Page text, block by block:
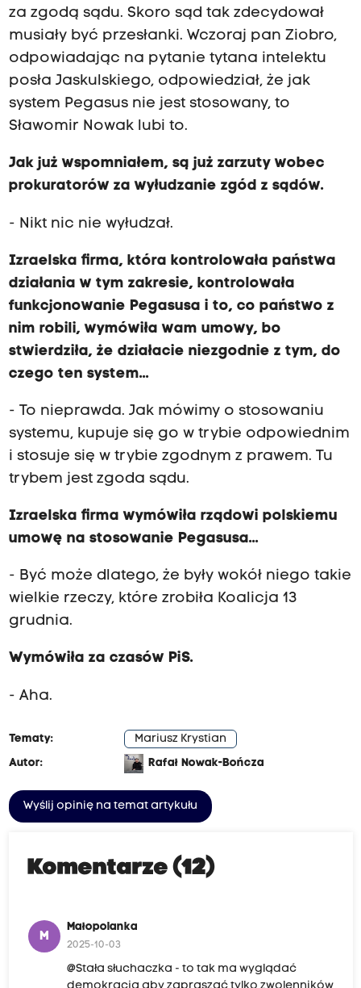
za zgodą sądu. Skoro sąd tak zdecydował
musiały być przesłanki. Wczoraj pan Ziobro,
odpowiadając na pytanie tytana intelektu
posła Jaskulskiego, odpowiedział, że jak
system Pegasus nie jest stosowany, to
Sławomir Nowak lubi to.
Jak już wspomniałem, są już zarzuty wobec
prokuratorów za wyłudzanie zgód z sądów.
- Nikt nic nie wyłudzał.
Izraelska firma, która kontrolowała państwa
działania w tym zakresie, kontrolowała
funkcjonowanie Pegasusa i to, co państwo z
nim robili, wymówiła wam umowy, bo
stwierdziła, że działacie niezgodnie z tym, do
czego ten system...
- To nieprawda. Jak mówimy o stosowaniu
systemu, kupuje się go w trybie odpowiednim
i stosuje się w trybie zgodnym z prawem. Tu
trybem jest zgoda sądu.
Izraelska firma wymówiła rządowi polskiemu
umowę na stosowanie Pegasusa...
- Być może dlatego, że były wokół niego takie
wielkie rzeczy, które zrobiła Koalicja 13
grudnia.
Wymówiła za czasów PiS.
- Aha.
Tematy:
Mariusz Krystian
Autor:
Rafał Nowak-Bończa
Wyślij opinię na temat artykułu
Komentarze (12)
M
Małopolanka
2025-10-03
@Stała słuchaczka - to tak ma wyglądać